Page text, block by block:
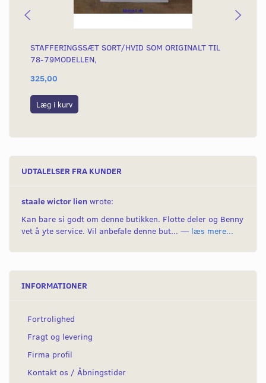
STAFFERINGSSÆT SORT/HVID SOM ORIGINALT TIL
78-79MODELLEN,
325,00
Læg i kurv
UDTALELSER FRA KUNDER
staale wictor lien wrote:
Kan bare si godt om denne butikken. Flotte deler og Benny
vet å yte service. Vil anbefale denne but... — læs mere...
INFORMATIONER
Fortrolighed
Fragt og levering
Firma profil
Kontakt os / Åbningstider